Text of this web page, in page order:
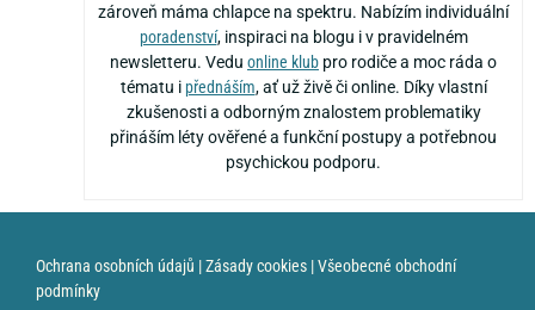
zároveň máma chlapce na spektru. Nabízím individuální
poradenství, inspiraci na blogu i v pravidelném
newsletteru. Vedu online klub pro rodiče a moc ráda o
tématu i přednáším, ať už živě či online. Díky vlastní
zkušenosti a odborným znalostem problematiky
přináším léty ověřené a funkční postupy a potřebnou
psychickou podporu.
Ochrana osobních údajů |Zásady cookies |Všeobecné obchodní
podmínky